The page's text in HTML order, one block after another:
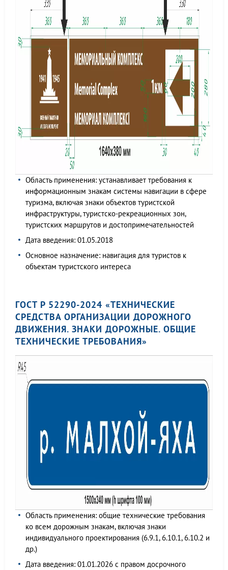
Область применения: устанавливает требования к
информационным знакам системы навигации в сфере
туризма, включая знаки объектов туристской
инфраструктуры, туристско-рекреационных зон,
туристских маршрутов и достопримечательностей
Дата введения: 01.05.2018
Основное назначение: навигация для туристов к
объектам туристского интереса
ГОСТ Р 52290-2024 «ТЕХНИЧЕСКИЕ
СРЕДСТВА ОРГАНИЗАЦИИ ДОРОЖНОГО
ДВИЖЕНИЯ. ЗНАКИ ДОРОЖНЫЕ. ОБЩИЕ
ТЕХНИЧЕСКИЕ ТРЕБОВАНИЯ»
Область применения: общие технические требования
ко всем дорожным знакам, включая знаки
индивидуального проектирования (6.9.1, 6.10.1, 6.10.2 и
др.)
Дата введения: 01.01.2026 с правом досрочного